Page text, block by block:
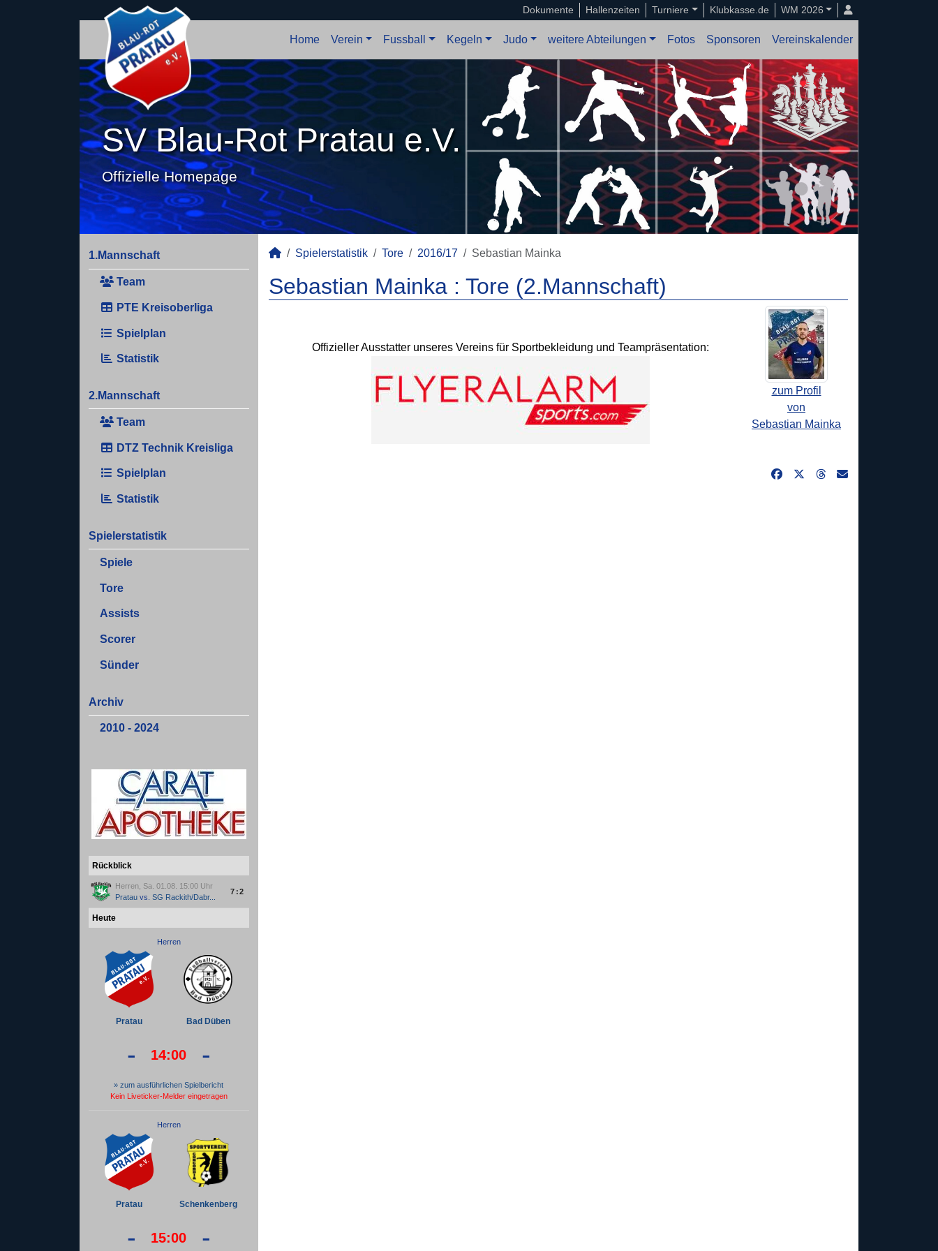
Dokumente Hallenzeiten Turniere Klubkasse.de WM 2026
Home Verein Fussball Kegeln Judo weitere Abteilungen Fotos Sponsoren Vereinskalender
SV Blau-Rot Pratau e.V.
Offizielle Homepage
1.Mannschaft
Team
PTE Kreisoberliga
Spielplan
Statistik
2.Mannschaft
Team
DTZ Technik Kreisliga
Spielplan
Statistik
Spielerstatistik
Spiele
Tore
Assists
Scorer
Sünder
Archiv
2010 - 2024
Rückblick
Herren, Sa. 01.08. 15:00 Uhr
Pratauvs. SG Rackith/Dabr...
7:2
Heute
Herren
Pratau Bad Düben
- 14:00 -
» zum ausführlichen Spielbericht
Kein Liveticker-Melder eingetragen
Herren
Pratau Schenkenberg
- 15:00 -
Spielerstatistik Tore 2016/17 Sebastian Mainka
Sebastian Mainka : Tore (2.Mannschaft)
zum Profil
von
Sebastian Mainka
Offizieller Ausstatter unseres Vereins für Sportbekleidung und Teampräsentation: